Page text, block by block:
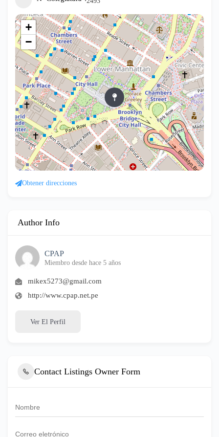
+
−
Obtener direcciones
Author Info
CPAP
Miembro desde hace 5 años
mikex5273@gmail.com
http://www.cpap.net.pe
Ver El Perfil
Contact Listings Owner Form